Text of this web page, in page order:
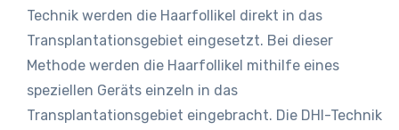
Technik werden die Haarfollikel direkt in das
Transplantationsgebiet eingesetzt. Bei dieser
Methode werden die Haarfollikel mithilfe eines
speziellen Geräts einzeln in das
Transplantationsgebiet eingebracht. Die DHI-Technik